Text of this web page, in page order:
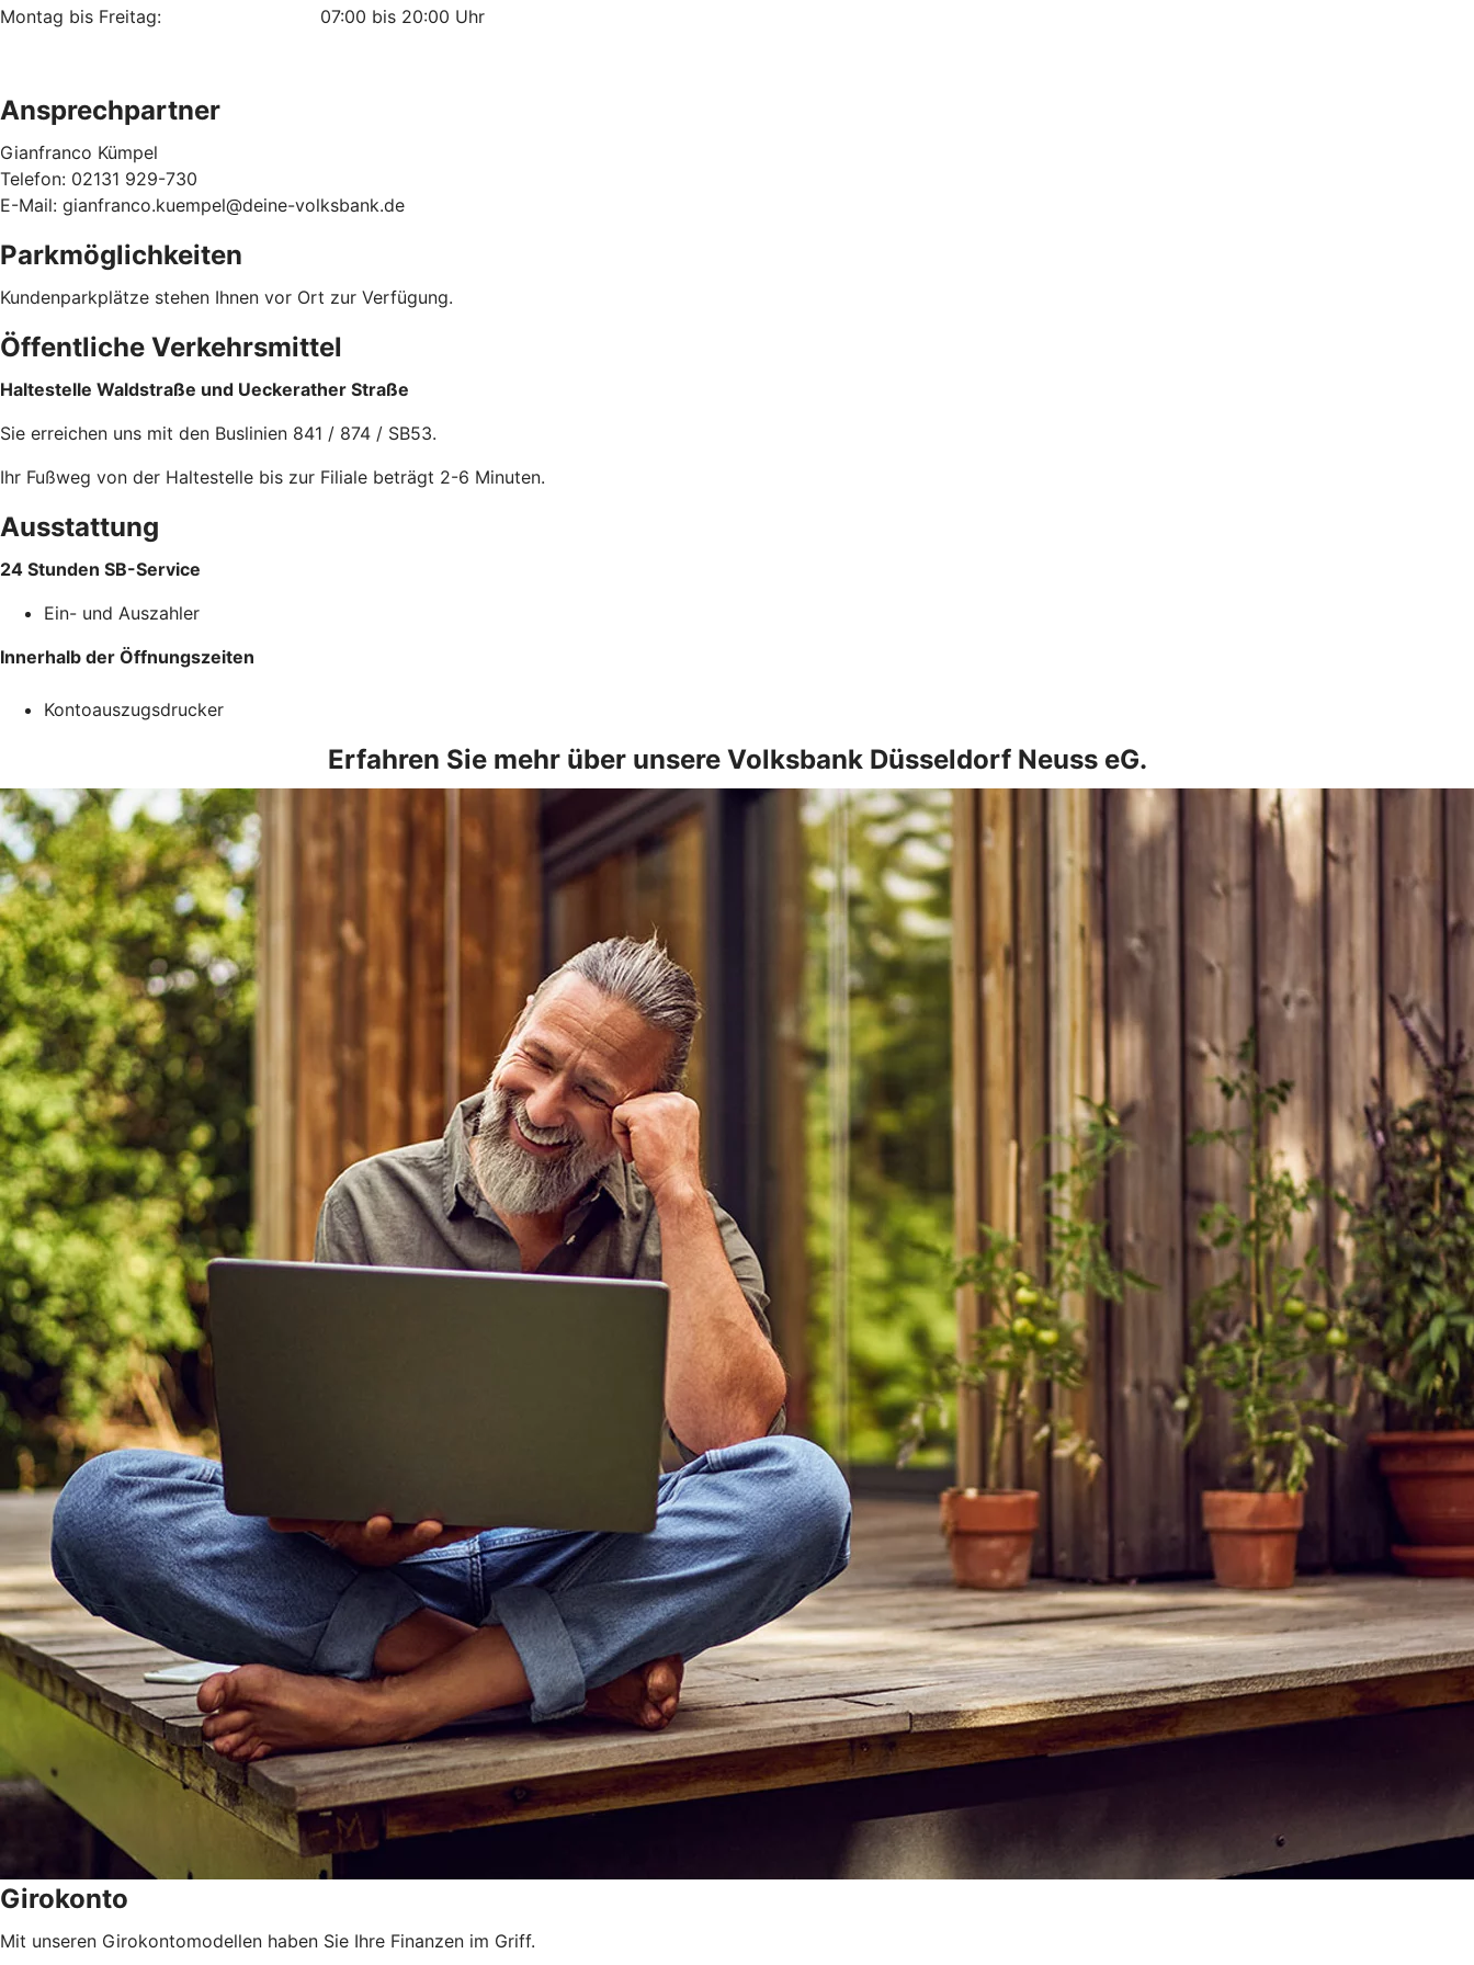
Montag bis Freitag: 07:00 bis 20:00 Uhr
Ansprechpartner
Gianfranco Kümpel
Telefon: 02131 929-730
E-Mail: gianfranco.kuempel@deine-volksbank.de
Parkmöglichkeiten
Kundenparkplätze stehen Ihnen vor Ort zur Verfügung.
Öffentliche Verkehrsmittel
Haltestelle Waldstraße und Ueckerather Straße
Sie erreichen uns mit den Buslinien 841 / 874 / SB53.
Ihr Fußweg von der Haltestelle bis zur Filiale beträgt 2-6 Minuten.
Ausstattung
24 Stunden SB-Service
Ein- und Auszahler
Innerhalb der Öffnungszeiten
Kontoauszugsdrucker
Erfahren Sie mehr über unsere Volksbank Düsseldorf Neuss eG.
Girokonto
Mit unseren Girokontomodellen haben Sie Ihre Finanzen im Griff.